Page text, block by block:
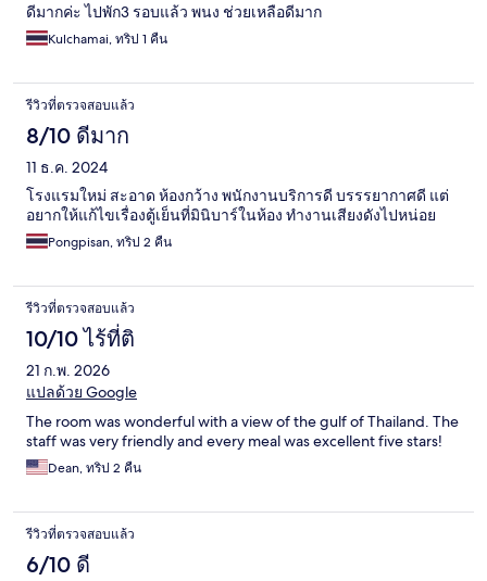
ดีมากค่ะ ไปพัก3 รอบแล้ว พนง ช่วยเหลือดีมาก
Kulchamai, ทริป 1 คืน
รีวิวที่ตรวจสอบแล้ว
8/10 ดีมาก
11 ธ.ค. 2024
โรงแรมใหม่ สะอาด ห้องกว้าง พนักงานบริการดี บรรรยากาศดี แต่
อยากให้แก้ไขเรื่องตู้เย็นที่มินิบาร์ในห้อง ทำงานเสียงดังไปหน่อย
Pongpisan, ทริป 2 คืน
รีวิวที่ตรวจสอบแล้ว
10/10 ไร้ที่ติ
21 ก.พ. 2026
แปลด้วย Google
The room was wonderful with a view of the gulf of Thailand. The
staff was very friendly and every meal was excellent five stars!
Dean, ทริป 2 คืน
รีวิวที่ตรวจสอบแล้ว
6/10 ดี